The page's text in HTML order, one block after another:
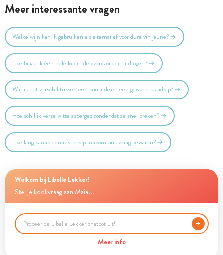
Meer interessante vragen
Welke wijn kan ik gebruiken als alternatief voor dure vin jaune?
Hoe braad ik een hele kip in de oven zonder uitdrogen?
Wat is het verschil tussen een poularde en een gewone braadkip?
Hoe schil ik verse witte asperges zonder dat ze snel breken?
Hoe lang kan ik een restje kip in roomsaus veilig bewaren?
Welkom bij Libelle Lekker!
Stel je kookvraag aan Maia...
Meer info